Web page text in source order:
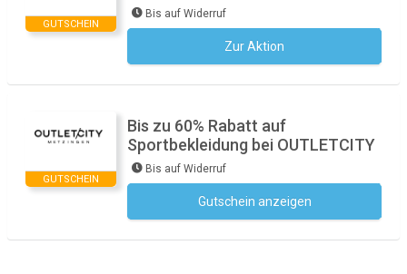
GUTSCHEIN
Bis auf Widerruf
Zur Aktion
GUTSCHEIN
Bis zu 60% Rabatt auf
Sportbekleidung bei OUTLETCITY
Bis auf Widerruf
Gutschein anzeigen